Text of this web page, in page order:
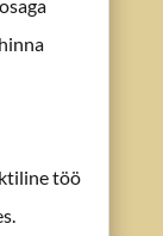
töö